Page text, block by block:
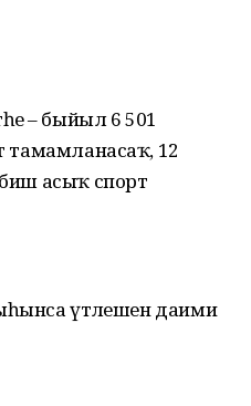
– быйыл 6 501
тамамланасаҡ, 12
асыҡ спорт
үтәлешен даими